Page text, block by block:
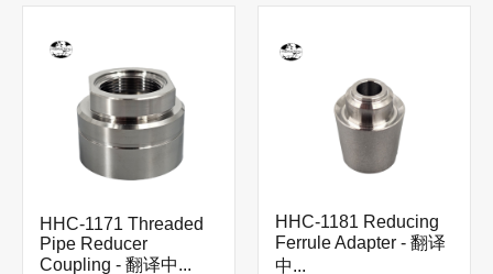
HHC-1171 Threaded
Pipe Reducer
Coupling - 翻译中...
HHC-1181 Reducing
Ferrule Adapter - 翻译
中...